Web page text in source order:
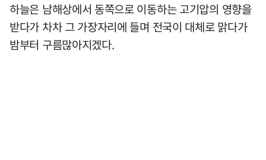
하늘은 남해상에서 동쪽으로 이동하는 고기압의 영향을
받다가 차차 그 가장자리에 들며 전국이 대체로 맑다가
밤부터 구름많아지겠다.